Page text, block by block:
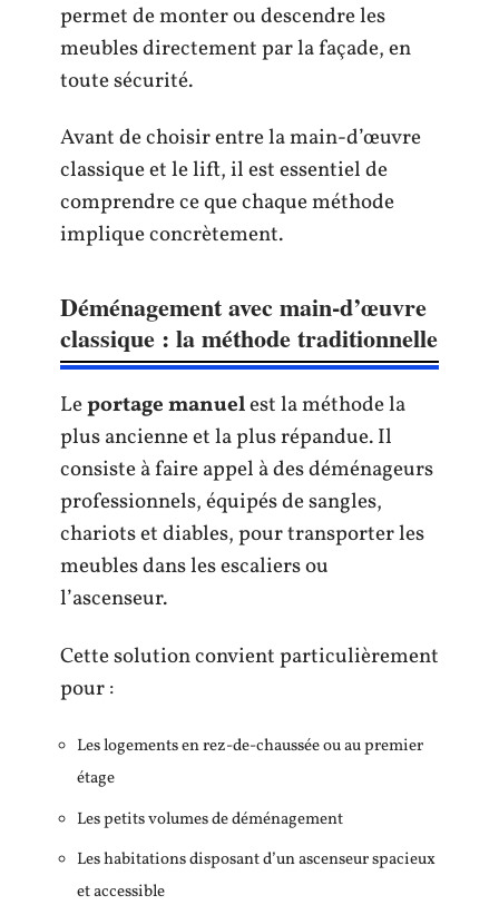
permet de monter ou descendre les
meubles directement par la façade, en
toute sécurité.
Avant de choisir entre la main-d’œuvre
classique et le lift, il est essentiel de
comprendre ce que chaque méthode
implique concrètement.
Déménagement avec main-d’œuvre
classique : la méthode traditionnelle
Leportage manuelest la méthode la
plus ancienne et la plus répandue. Il
consiste à faire appel à des déménageurs
professionnels, équipés de sangles,
chariots et diables, pour transporter les
meubles dans les escaliers ou
l’ascenseur.
Cette solution convient particulièrement
pour :
Les logements en rez-de-chaussée ou au premier
étage
Les petits volumes de déménagement
Les habitations disposant d’un ascenseur spacieux
et accessible